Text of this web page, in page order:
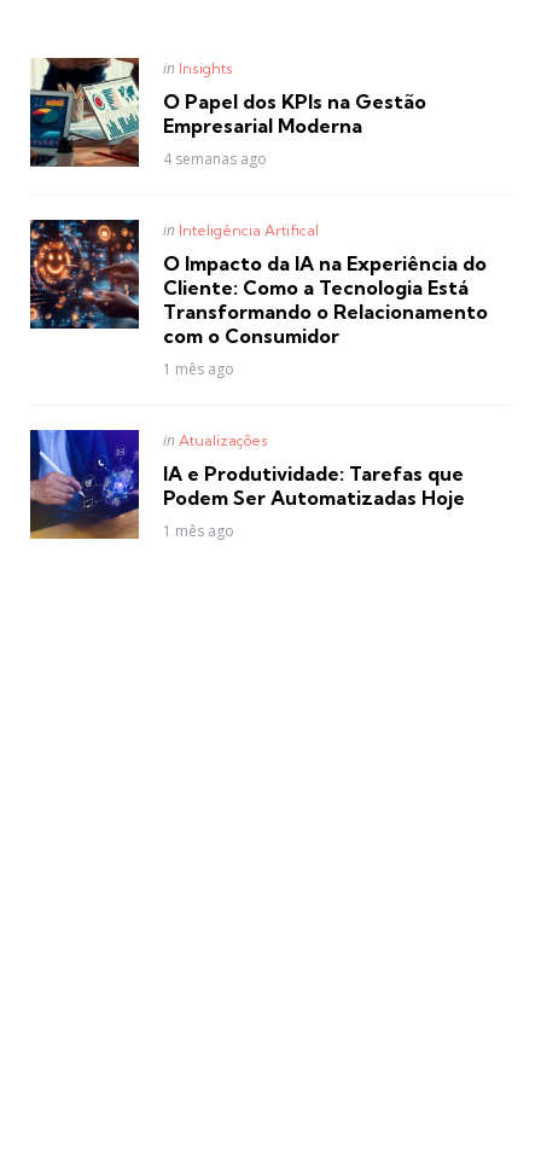
Posted
in Insights
O Papel dos KPIs na Gestão
Empresarial Moderna
4 semanas ago
Posted
in Inteligência Artifical
O Impacto da IA na Experiência do
Cliente: Como a Tecnologia Está
Transformando o Relacionamento
com o Consumidor
1 mês ago
Posted
in Atualizações
IA e Produtividade: Tarefas que
Podem Ser Automatizadas Hoje
1 mês ago